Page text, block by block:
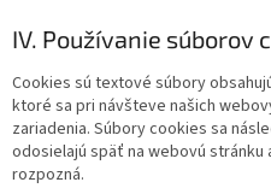
IV. Používanie súborov
Cookies sú textové súbory
ktoré sa pri návšteve našich
zariadenia. Súbory cookies sa
odosielajú späť na webovú
rozpozná.